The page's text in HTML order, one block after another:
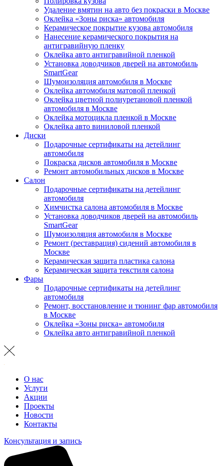
Удаление вмятин на авто без покраски в Москве
Оклейка «Зоны риска» автомобиля
Керамическое покрытие кузова автомобиля
Нанесение керамического покрытия на
антигравийную пленку
Оклейка авто антигравийной пленкой
Установка доводчиков дверей на автомобиль
SmartGear
Шумоизоляция автомобиля в Москве
Оклейка автомобиля матовой пленкой
Оклейка цветной полиуретановой пленкой
автомобиля в Москве
Оклейка мотоцикла пленкой в Москве
Оклейка авто виниловой пленкой
Диски
Подарочные сертификаты на детейлинг
автомобиля
Покраска дисков автомобиля в Москве
Ремонт автомобильных дисков в Москве
Салон
Подарочные сертификаты на детейлинг
автомобиля
Химчистка салона автомобиля в Москве
Установка доводчиков дверей на автомобиль
SmartGear
Шумоизоляция автомобиля в Москве
Ремонт (реставрация) сидений автомобиля в
Москве
Керамическая защита пластика салона
Керамическая защита текстиля салона
Фары
Подарочные сертификаты на детейлинг
автомобиля
Ремонт, восстановление и тюнинг фар автомобиля
в Москве
Оклейка «Зоны риска» автомобиля
Оклейка авто антигравийной пленкой
О нас
Услуги
Акции
Проекты
Новости
Контакты
Консультация и запись